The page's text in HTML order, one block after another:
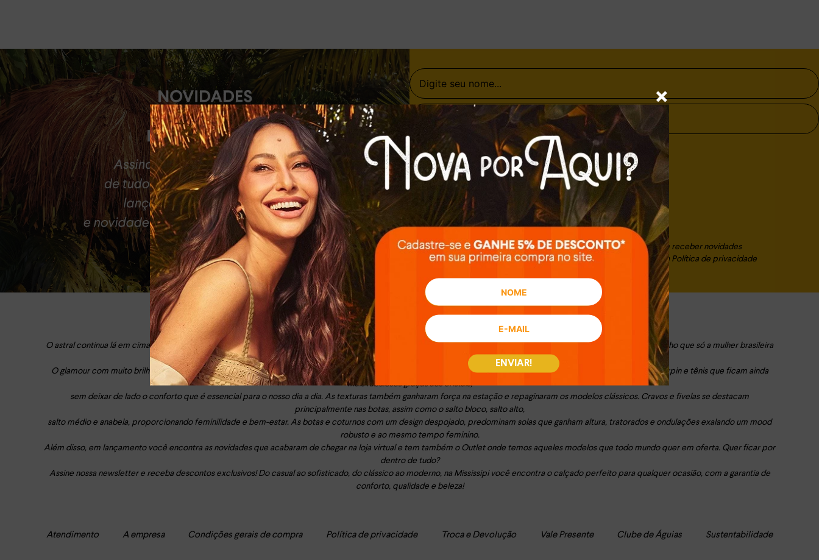
ENVIAR!
Assinar
Ao clicar em ASSINAR declaro que concordo em receber novidades
e promoções da Dakota e suas marcas. Confira nossa Política de privacidade
CALÇADOS MISSISSIPI – DA COR DO BRASIL!
O astral continua lá em cima, mesmo que a estação mude não é mesmo?! Por isso que a Mississipi traz as principais tendências do mundo da moda, e é claro, com o jeitinho que só a mulher brasileira
O glamour com muito brilho das pedrarias que aparecem principalmente nas sandálias, transformando-as em uma verdadeira jóia, assim como os clássicos sapato, scarpin e tênis que ficam ainda
mais fabulosos graças aos cristais,
sem deixar de lado o conforto que é essencial para o nosso dia a dia. As texturas também ganharam força na estação e repaginaram os modelos clássicos. Cravos e fivelas se destacam
principalmente nas botas, assim como o salto bloco, salto alto,
salto médio e anabela, proporcionando feminilidade e bem-estar. As botas e coturnos com um design despojado, predominam solas que ganham altura, tratorados e ondulações exalando um mood
robusto e ao mesmo tempo feminino.
Além disso, em lançamento você encontra as novidades que acabaram de chegar na loja virtual e tem também o Outlet onde temos aqueles modelos que todo mundo quer em oferta. Quer ficar por
dentro de tudo?
Assine nossa newsletter e receba descontos exclusivos! Do casual ao sofisticado, do clássico ao moderno, na Mississipi você encontra o calçado perfeito para qualquer ocasião, com a garantia de
conforto, qualidade e beleza!
Atendimento A empresa Condições gerais de compra Política de privacidade Troca e Devolução Vale Presente Clube de Águias Sustentabilidade